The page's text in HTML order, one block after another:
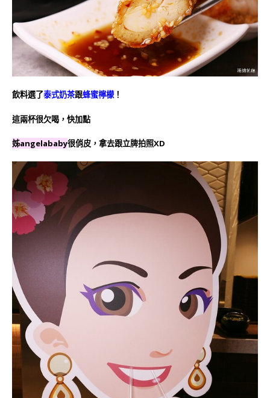
飲料選了泰式奶茶跟蜂蜜檸檬 ！
這兩杯很欠喝，快加點
姊angelababy很俏皮，拿去跟立牌拍照XD